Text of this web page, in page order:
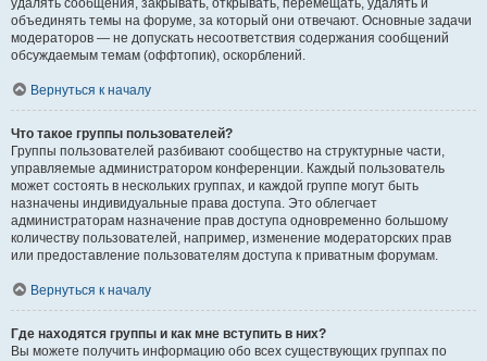
удалять сообщения, закрывать, открывать, перемещать, удалять и
объединять темы на форуме, за который они отвечают. Основные задачи
модераторов — не допускать несоответствия содержания сообщений
обсуждаемым темам (оффтопик), оскорблений.
Вернуться к началу
Что такое группы пользователей?
Группы пользователей разбивают сообщество на структурные части,
управляемые администратором конференции. Каждый пользователь
может состоять в нескольких группах, и каждой группе могут быть
назначены индивидуальные права доступа. Это облегчает
администраторам назначение прав доступа одновременно большому
количеству пользователей, например, изменение модераторских прав
или предоставление пользователям доступа к приватным форумам.
Вернуться к началу
Где находятся группы и как мне вступить в них?
Вы можете получить информацию обо всех существующих группах по